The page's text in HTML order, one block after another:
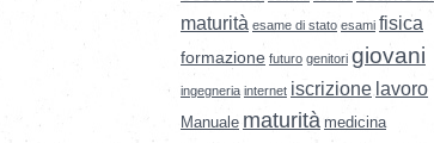
maturità esame di stato esami fisica
formazione futuro genitori giovani
ingegneria internet iscrizione lavoro
Manuale maturità medicina